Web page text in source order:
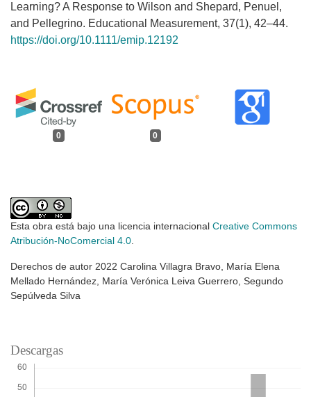
0 0
Learning? A Response to Wilson and Shepard, Penuel,
and Pellegrino. Educational Measurement, 37(1), 42–44.
https://doi.org/10.1111/emip.12192
Esta obra está bajo una licencia internacional Creative Commons
Atribución-NoComercial 4.0
Derechos de autor 2022 Carolina Villagra Bravo, María Elena
Mellado Hernández, María Verónica Leiva Guerrero, Segundo
Sepúlveda Silva
Descargas